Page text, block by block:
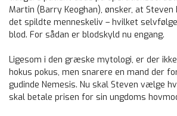
Martin (Barry Keoghan), ønsker, at
det spildte menneskeliv – hvilket
blod. For sådan er blodskyld nu engang.
Ligesom i den græske mytologi, er der
hokus pokus, men snarere en mand der
gudinde Nemesis. Nu skal Steven vælge
skal betale prisen for sin ungdoms